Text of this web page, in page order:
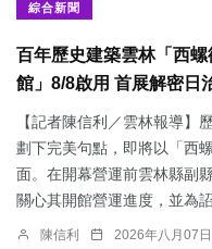
綜合新聞
百年歷史建築雲林「西
館」8/8啟用 首展解密日
【記者陳信利／雲林報導】
劃下完美句點，即將以「西
面。在開幕營運前雲林縣副
關心其開館營運進度，並為詔
陳信利 2026年八月07日